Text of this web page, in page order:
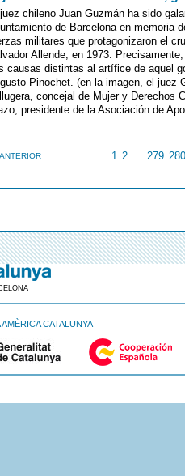
chileno Juan Guzmán ha sido
de Barcelona en memoria
militares que protagonizaron el
Allende, en 1973.
causas distintas al artífice de aquel
Pinochet. (en la imagen, el juez
concejal de Mujer y Derechos
presidente de la Asociación de
ANTERIOR 1 2 ... 279
CATALUNYA